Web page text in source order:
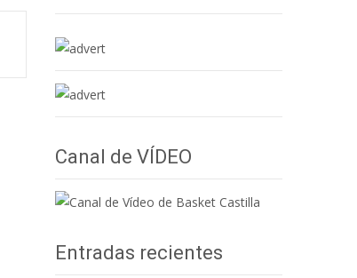
Canal de VÍDEO
Entradas recientes